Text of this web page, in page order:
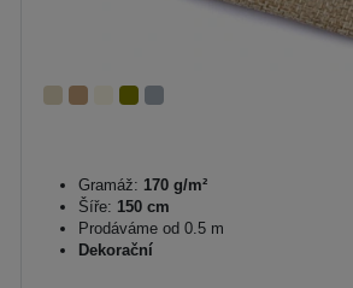
Gramáž: 170 g/m²
Šíře: 150 cm
Prodáváme od 0.5 m
Dekorační